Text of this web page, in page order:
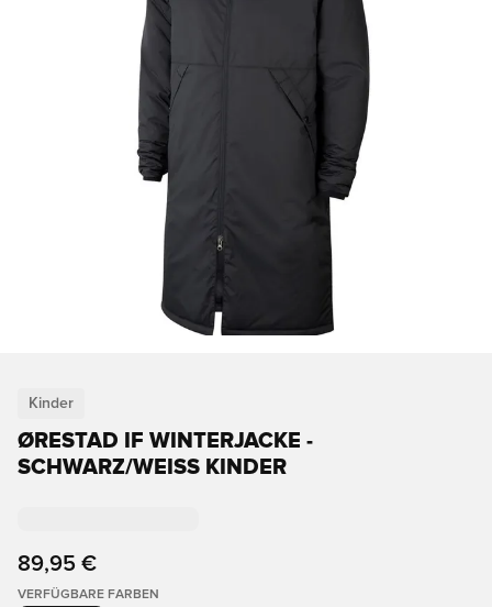
Kinder
ØRESTAD IF WINTERJACKE -
SCHWARZ/WEISS KINDER
89,95 €
VERFÜGBARE FARBEN